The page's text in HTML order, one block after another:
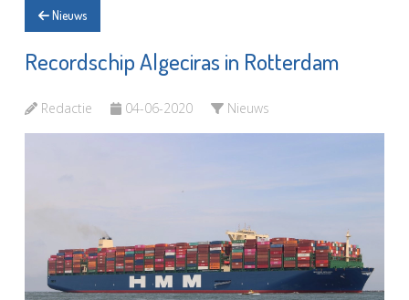
Nieuws
Recordschip Algeciras in Rotterdam
Redactie 04-06-2020 Nieuws